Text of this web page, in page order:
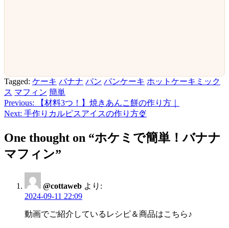
Tagged: ケーキ バナナ パン パンケーキ ホットケーキミック
ス マフィン 簡単
投
ナ
ビ
Previous:
【材料3つ！】焼きあんこ餅の作り方｜
Next: 手作りカルピスアイスの作り方🍨
One thought on “ホケミで簡単！バナナ
マフィン”
@cottaweb より:
2024-09-11 22:09
動画でご紹介しているレシピ＆商品はこちら♪